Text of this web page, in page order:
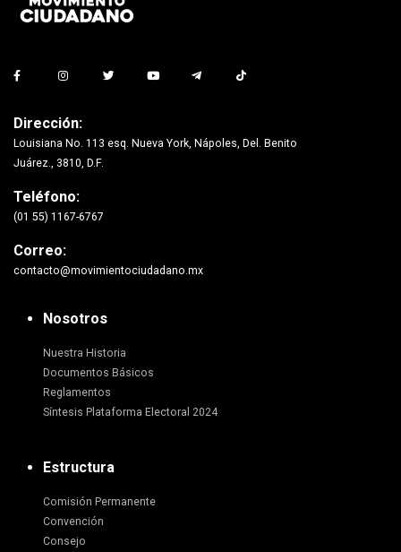
Dirección:
Louisiana No. 113 esq. Nueva York, Nápoles, Del. Benito
Juárez., 3810, D.F.
Teléfono:
(01 55) 1167-6767
Correo:
contacto@movimientociudadano.mx
Nosotros
Nuestra Historia
Documentos Básicos
Reglamentos
Síntesis Plataforma Electoral 2024
Estructura
Comisión Permanente
Convención
Consejo